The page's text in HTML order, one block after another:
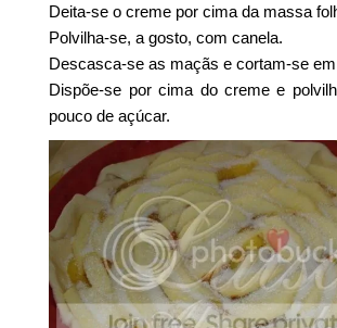
Deita-se o creme por cima da massa
Polvilha-se, a gosto, com canela.
Descasca-se as maçãs e cortam-se
Dispõe-se por cima do creme e
pouco de açúcar.